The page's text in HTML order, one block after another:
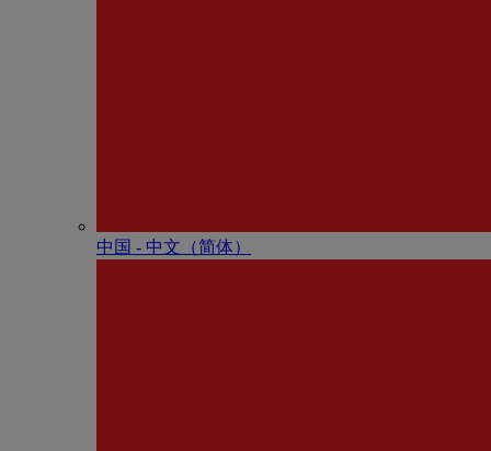
中国 - 中⽂（简体）